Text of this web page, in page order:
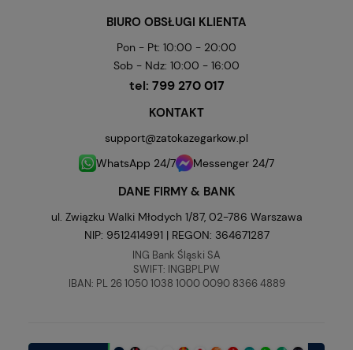
BIURO OBSŁUGI KLIENTA
Pon - Pt: 10:00 - 20:00
Sob - Ndz: 10:00 - 16:00
tel: 799 270 017
KONTAKT
support@zatokazegarkow.pl
WhatsApp 24/7
Messenger 24/7
DANE FIRMY & BANK
ul. Związku Walki Młodych 1/87, 02-786 Warszawa
NIP: 9512414991 | REGON: 364671287
ING Bank Śląski SA
SWIFT: INGBPLPW
IBAN: PL 26 1050 1038 1000 0090 8366 4889